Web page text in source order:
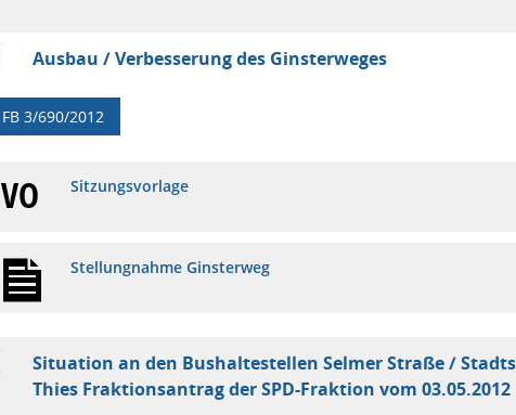
Ausbau / Verbesserung des Ginsterweges
FB 3/690/2012
VO Sitzungsvorlage
Stellungnahme Ginsterweg
Situation an den Bushaltestellen Selmer Straße /
Thies Fraktionsantrag der SPD-Fraktion vom 03.05.2012